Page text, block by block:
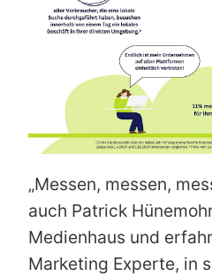
„Messen, messen,
auch Patrick
Medienhaus und
Marketing Experte, in